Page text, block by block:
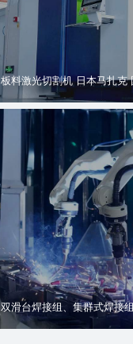
板料激光切割机 日本马扎克
双滑台焊接组、集群式焊接